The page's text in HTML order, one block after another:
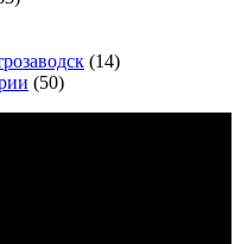
(14)
(50)